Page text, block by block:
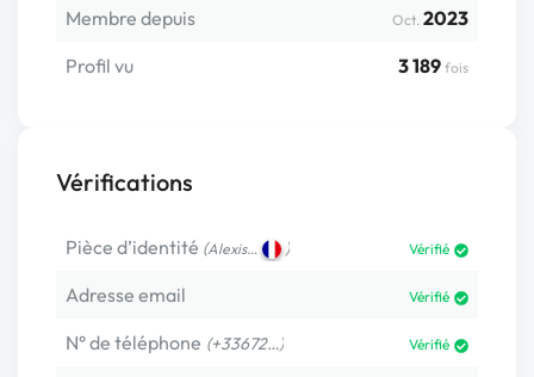
Membre depuis Oct. 2023
Profil vu
3 189 fois
Vérifications
Pièce d’identité (Alexis… ) Vérifié
Adresse email Vérifié
N° de téléphone (+33672…) Vérifié